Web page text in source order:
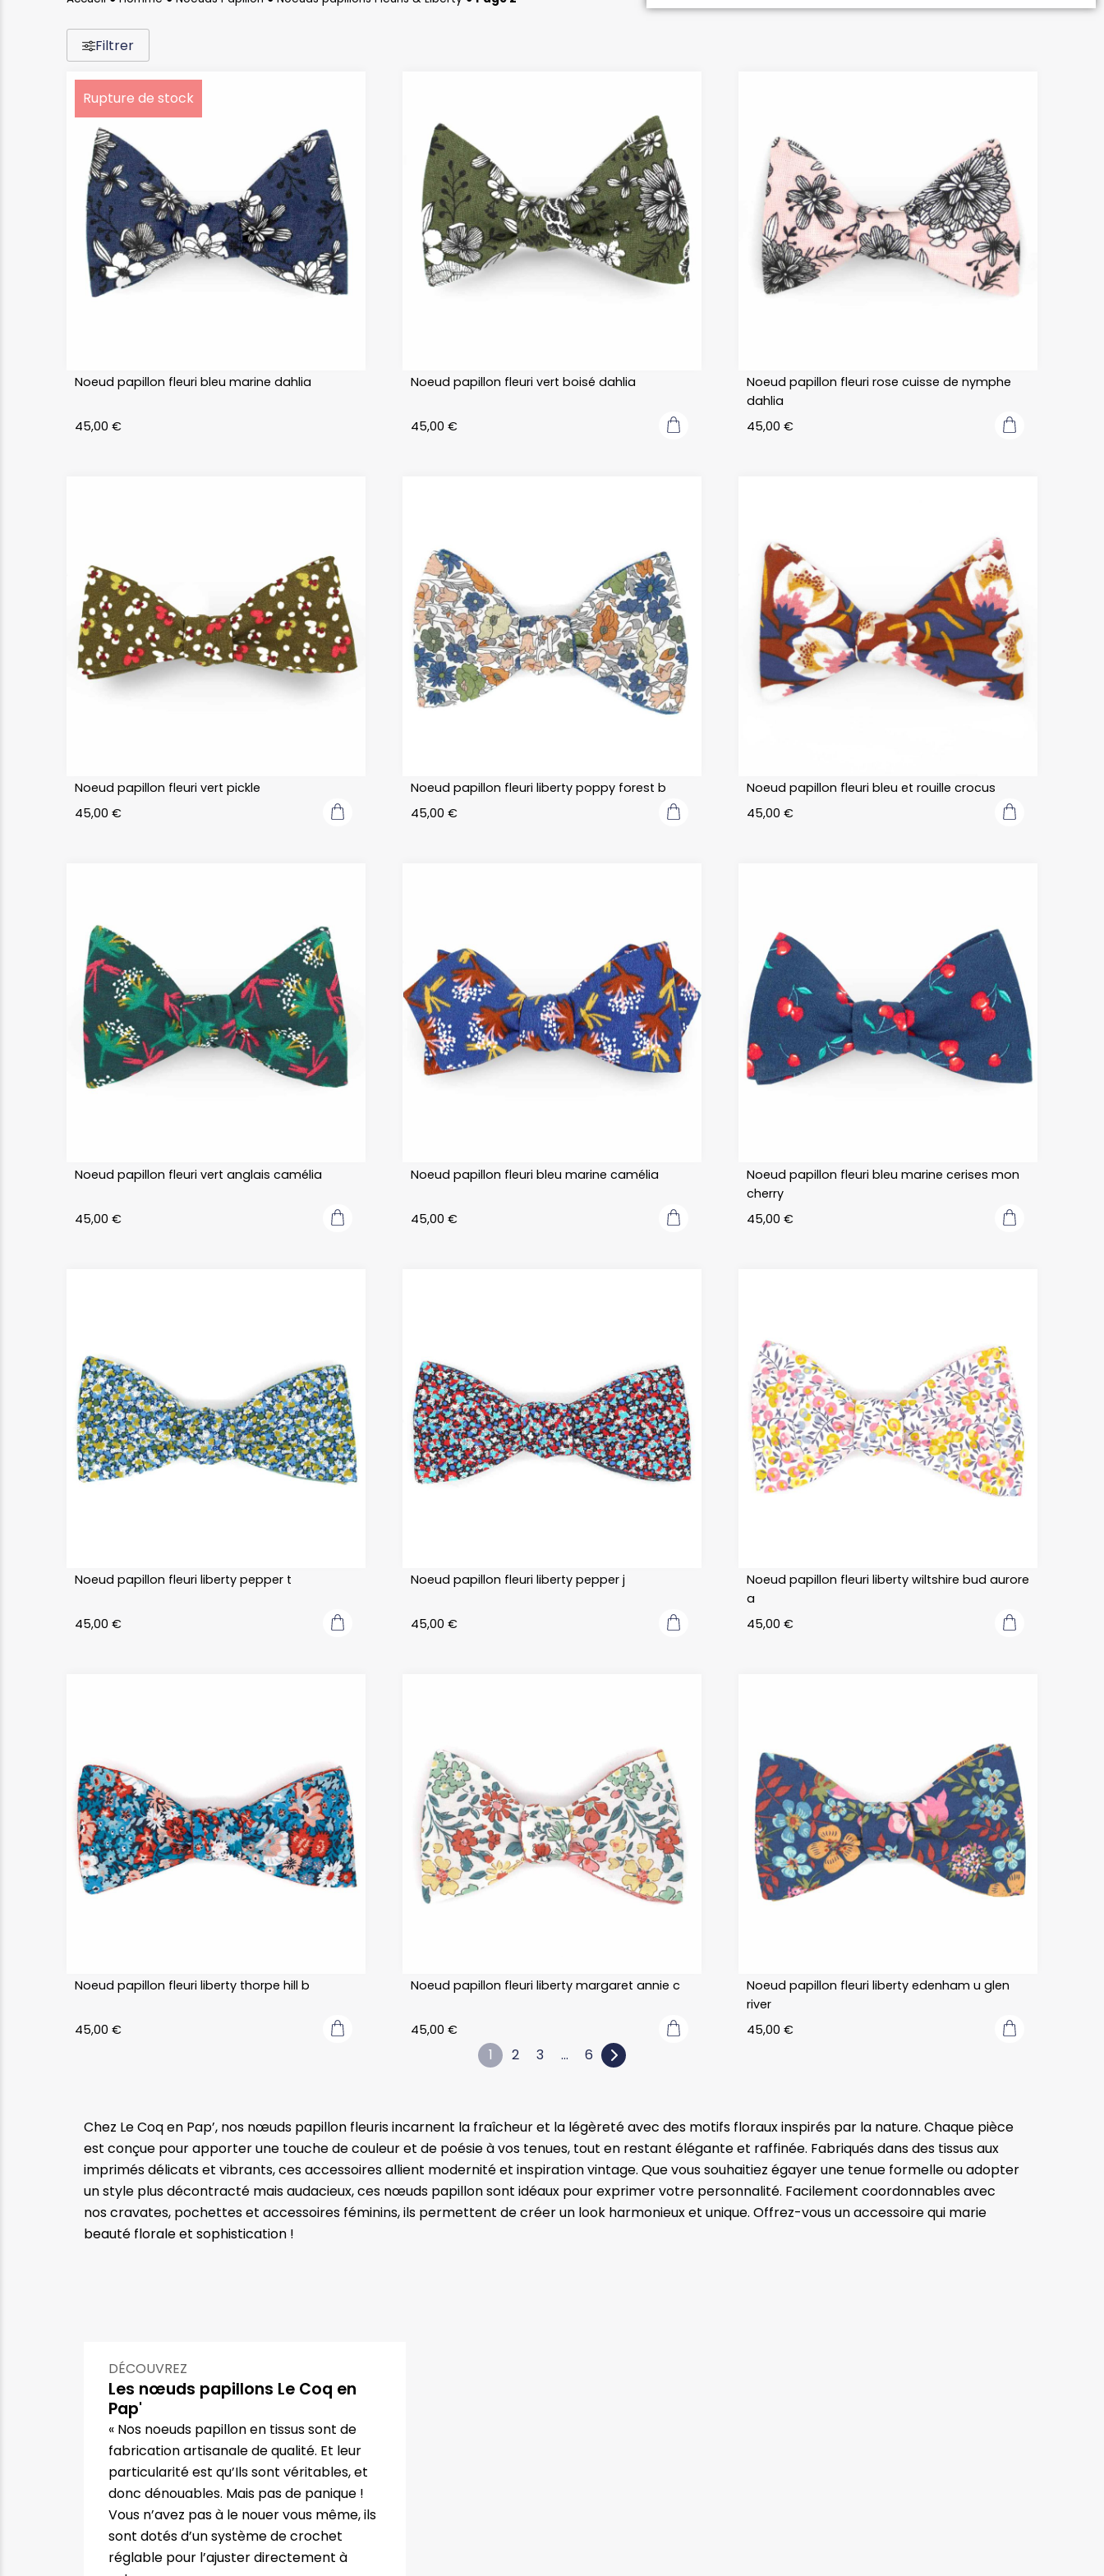
Filtrer
Rupture de stock
Noeud papillon fleuri bleu marine dahlia
45,00 €
Noeud papillon fleuri vert boisé dahlia
45,00 €
Noeud papillon fleuri rose cuisse de nymphe
dahlia
45,00€
Noeud papillon fleuri vert pickle
45,00 €
Noeud papillon fleuri liberty poppy forest b
45,00 €
Noeud papillon fleuri bleu et rouille crocus
45,00€
Noeud papillon fleuri vert anglais camélia
45,00 €
Noeud papillon fleuri bleu marine camélia
45,00 €
Noeud papillon fleuri bleu marine cerises mon
cherry
45,00€
Noeud papillon fleuri liberty pepper t
45,00 €
Noeud papillon fleuri liberty pepper j
45,00 €
Noeud papillon fleuri liberty wiltshire bud aurore
a
45,00€
Noeud papillon fleuri liberty thorpe hill b
45,00 €
Noeud papillon fleuri liberty margaret annie c
45,00 €
Noeud papillon fleuri liberty edenham u glen
river
45,00€
1 2 3 … 6
Chez Le Coq en Pap’, nos nœuds papillon fleuris incarnent la fraîcheur et la légèreté avec des motifs floraux inspirés par la nature. Chaque pièce
est conçue pour apporter une touche de couleur et de poésie à vos tenues, tout en restant élégante et raffinée. Fabriqués dans des tissus aux
imprimés délicats et vibrants, ces accessoires allient modernité et inspiration vintage. Que vous souhaitiez égayer une tenue formelle ou adopter
un style plus décontracté mais audacieux, ces nœuds papillon sont idéaux pour exprimer votre personnalité. Facilement coordonnables avec
nos cravates, pochettes et accessoires féminins, ils permettent de créer un look harmonieux et unique. Offrez-vous un accessoire qui marie
beauté florale et sophistication !
DÉCOUVREZ
Les nœuds papillons Le Coq en
Pap'
« Nos noeuds papillon en tissus sont de
fabrication artisanale de qualité. Et leur
particularité est qu’Ils sont véritables, et
donc dénouables. Mais pas de panique !
Vous n’avez pas à le nouer vous même, ils
sont dotés d’un système de crochet
réglable pour l’ajuster directement à